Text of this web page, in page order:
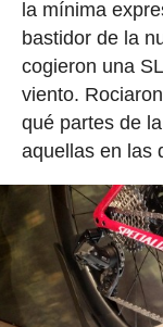
la mínima
bastidor de la
cogieron una
viento.
qué partes de
aquellas en las